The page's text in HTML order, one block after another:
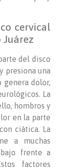
cervical
Juárez
del disco
presiona una
genera dolor,
La
hombros y
en la parte
ciática. La
a muchas
frente a
factores